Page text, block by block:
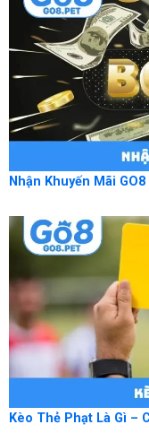
Nhận Khuyến Mãi
Kèo Thẻ Phạt Là Gì –